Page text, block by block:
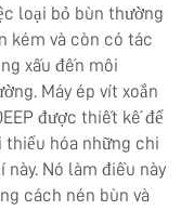
loại bỏ bùn thường
kém và còn có tác
xấu đến môi
Máy ép vít xoắn
được thiết kế để
thiểu hóa những chi
này. Nó làm điều này
cách nén bùn và